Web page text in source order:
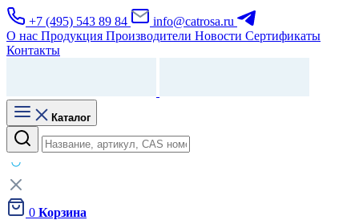
+7 (495) 543 89 84
info@catrosa.ru
О нас Продукция Производители Новости Сертификаты
Контакты
Каталог
0 Корзина